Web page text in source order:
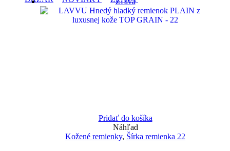
Pridať do košíka
Náhľad
Kožené remienky, Šírka remienka 22